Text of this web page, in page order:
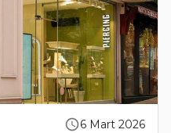
6 Mart 2026